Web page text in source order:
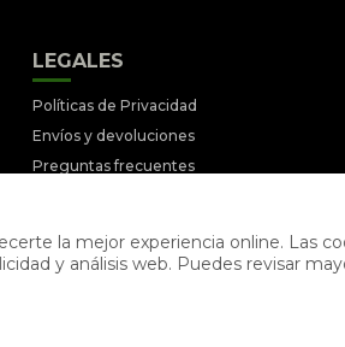
la mejor experiencia online. Las
y análisis web. Puedes revisar
LEGALES
Políticas de Privacidad
Envíos y devoluciones
Preguntas frecuentes